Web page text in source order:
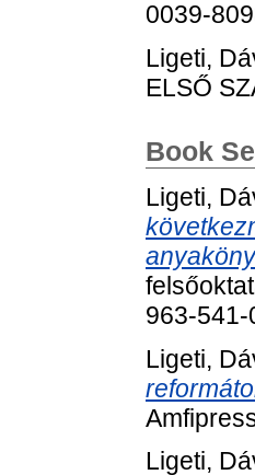
0039-
Ligeti,
ELSŐ
Book
Ligeti,
963-541-
Ligeti,
Ligeti,